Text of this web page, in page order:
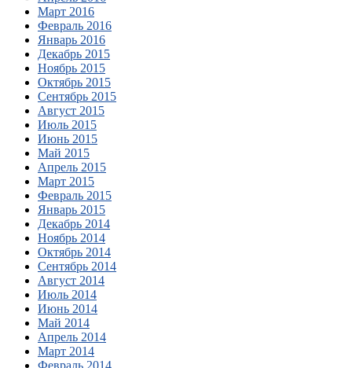
Март 2016
Февраль 2016
Январь 2016
Декабрь 2015
Ноябрь 2015
Октябрь 2015
Сентябрь 2015
Август 2015
Июль 2015
Июнь 2015
Май 2015
Апрель 2015
Март 2015
Февраль 2015
Январь 2015
Декабрь 2014
Ноябрь 2014
Октябрь 2014
Сентябрь 2014
Август 2014
Июль 2014
Июнь 2014
Май 2014
Апрель 2014
Март 2014